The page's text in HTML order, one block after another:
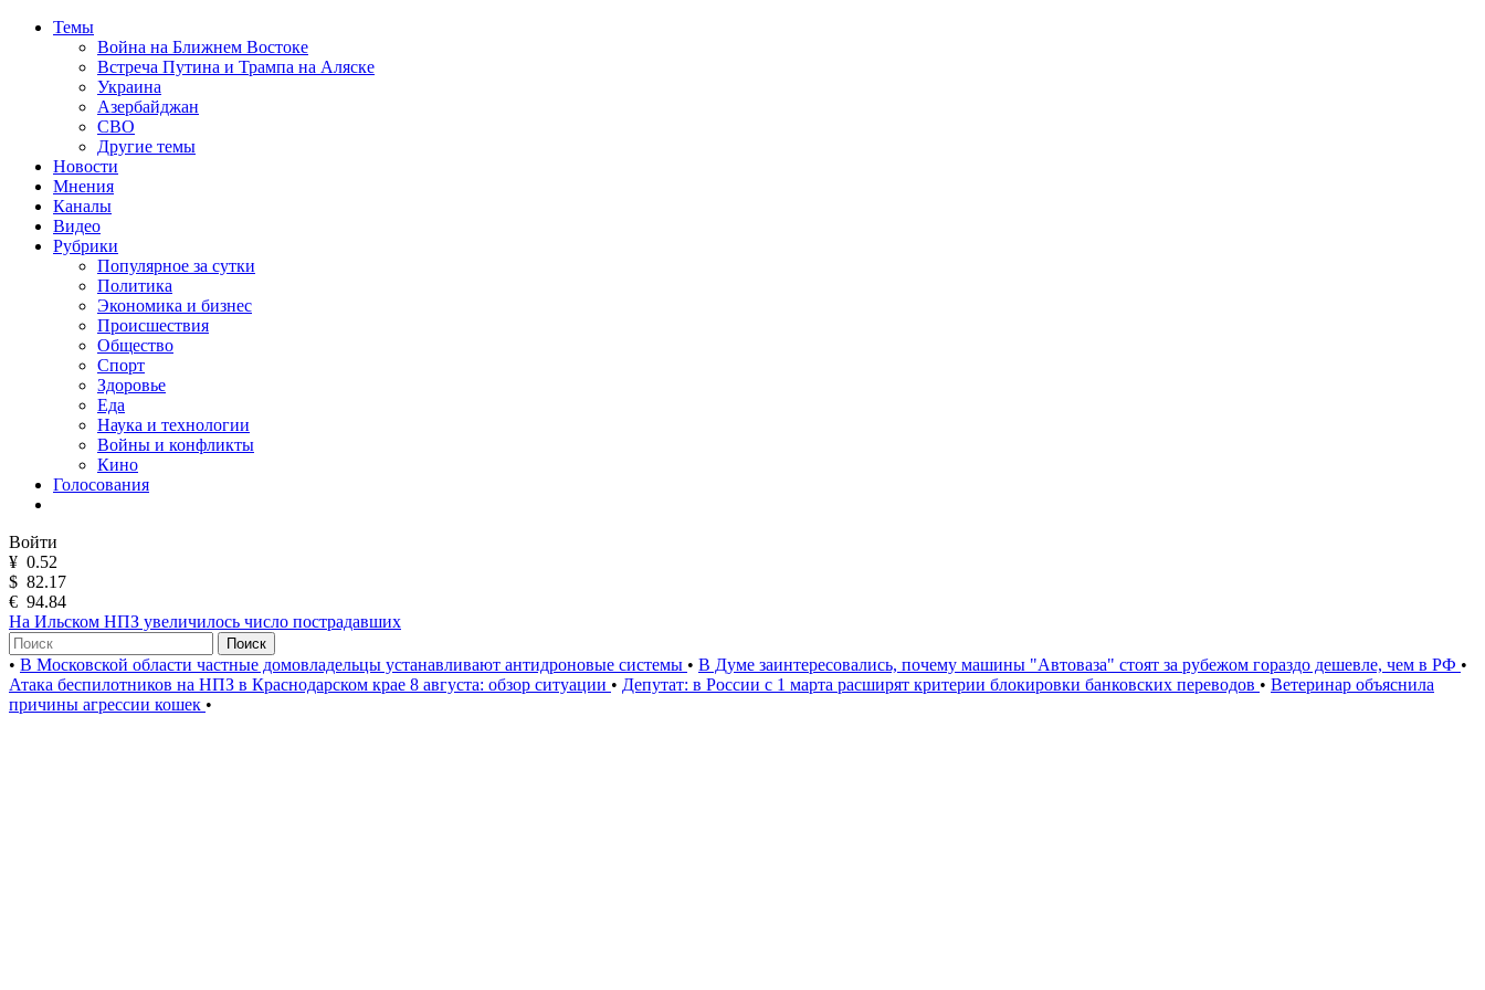
Темы
Война на Ближнем Востоке
Встреча Путина и Трампа на Аляске
Украина
Азербайджан
СВО
Другие темы
Новости
Мнения
Каналы
Видео
Рубрики
Популярное за сутки
Политика
Экономика и бизнес
Происшествия
Общество
Спорт
Здоровье
Еда
Наука и технологии
Войны и конфликты
Кино
Голосования
Войти
¥ 0.52
$ 82.17
€ 94.84
На Ильском НПЗ увеличилось число пострадавших
Поиск
• В Московской области частные домовладельцы устанавливают антидроновые системы • В Думе заинтересовались, почему машины "Автоваза" стоят за рубежом гораздо дешевле, чем в РФ •
Атака беспилотников на НПЗ в Краснодарском крае 8 августа: обзор ситуации • Депутат: в России с 1 марта расширят критерии блокировки банковских переводов • Ветеринар объяснила
причины агрессии кошек •